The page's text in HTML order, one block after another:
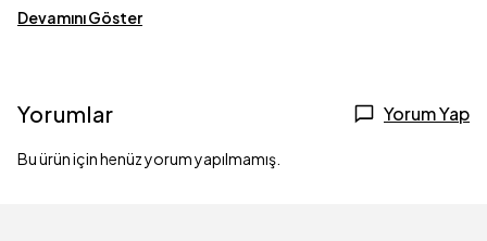
Devamını Göster
Yorumlar Yorum Yap
Bu ürün için henüz yorum yapılmamış.